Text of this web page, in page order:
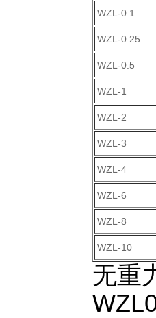
WZL-0.1
WZL-0.25
WZL-0.5
WZL-1
WZL-2
WZL-3
WZL-4
WZL-6
WZL-8
WZL-10
无重